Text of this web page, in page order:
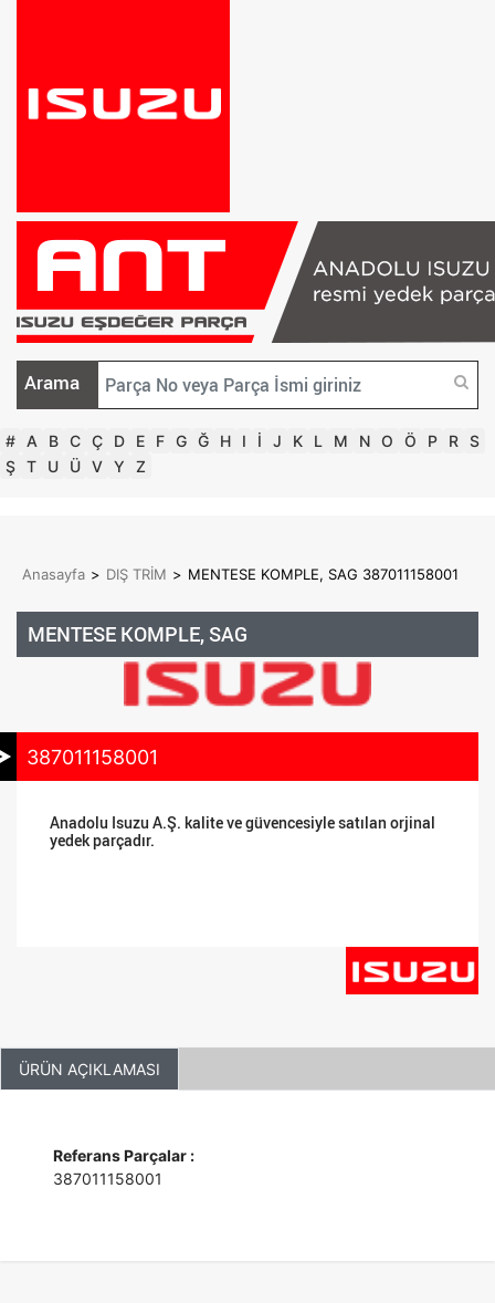
Arama
# A B C Ç D E F G Ğ H I İ J K L M N O Ö P R S
Ş T U Ü V Y Z
Anasayfa > DIŞ TRİM > MENTESE KOMPLE, SAG 387011158001
MENTESE KOMPLE, SAG
387011158001
Anadolu Isuzu A.Ş. kalite ve güvencesiyle satılan orjinal
yedek parçadır.
ÜRÜN AÇIKLAMASI
Referans Parçalar :
387011158001